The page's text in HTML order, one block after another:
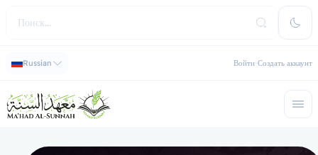
Russian Войти Создать аккаунт